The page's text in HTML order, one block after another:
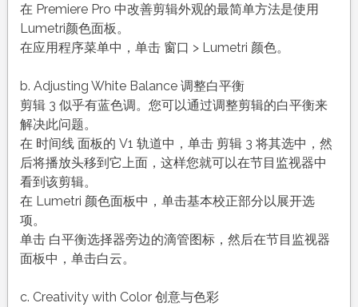
在 Premiere Pro 中改善剪辑外观的最简单方法是使用
Lumetri颜色面板。
在应用程序菜单中，单击 窗口 > Lumetri 颜色。
b. Adjusting White Balance 调整白平衡
剪辑 3 似乎有蓝色调。您可以通过调整剪辑的白平衡来
解决此问题。
在 时间线 面板的 V1 轨道中，单击 剪辑 3 将其选中，然
后将播放头移到它上面，这样您就可以在节目监视器中
看到该剪辑。
在 Lumetri 颜色面板中，单击基本校正部分以展开选
项。
单击 白平衡选择器旁边的滴管图标，然后在节目监视器
面板中，单击白云。
c. Creativity with Color 创意与色彩